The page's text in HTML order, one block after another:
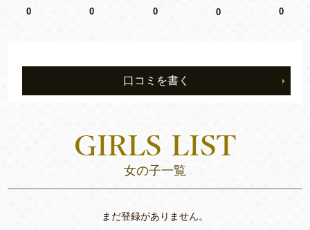
0
0
0
0
0
口コミを書く
女の子一覧
まだ登録がありません。